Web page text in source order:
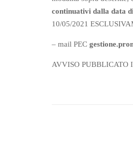
continuativi dalla data
10/05/2021
– mail PEC
AVVISO PUBBLICATO